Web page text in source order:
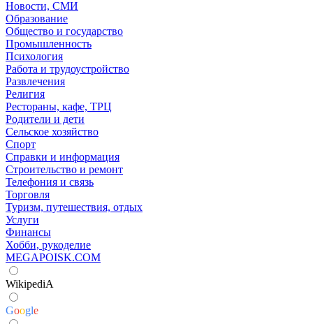
Новости, СМИ
Образование
Общество и государство
Промышленность
Психология
Работа и трудоустройство
Развлечения
Религия
Рестораны, кафе, ТРЦ
Родители и дети
Сельское хозяйство
Спорт
Справки и информация
Строительство и ремонт
Телефония и связь
Торговля
Туризм, путешествия, отдых
Услуги
Финансы
Хобби, рукоделие
MEGAPOISK.COM
WikipediA
Google